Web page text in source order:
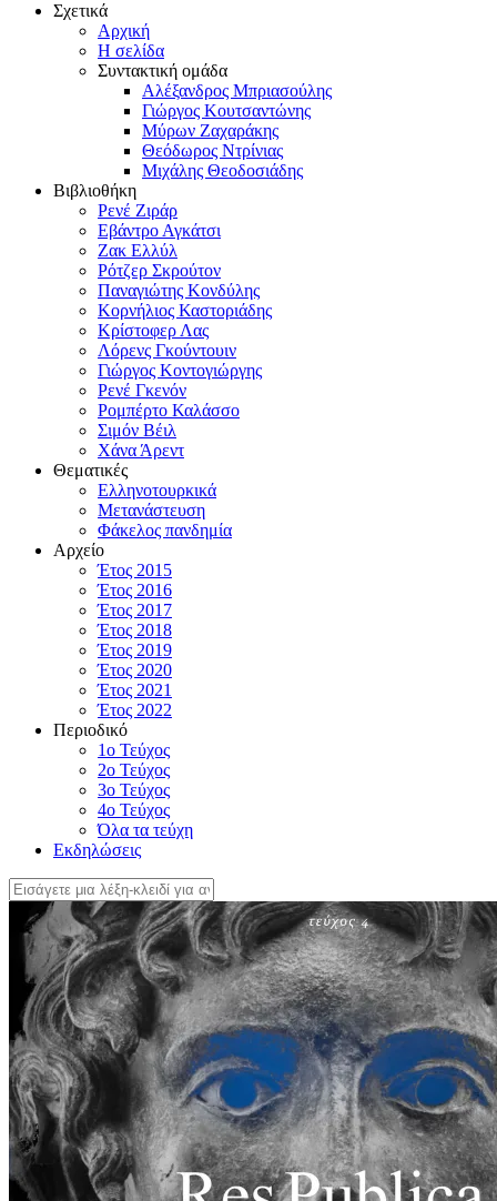
Σχετικά
Αρχική
Η σελίδα
Συντακτική ομάδα
Αλέξανδρος Μπριασούλης
Γιώργος Κουτσαντώνης
Μύρων Ζαχαράκης
Θεόδωρος Ντρίνιας
Μιχάλης Θεοδοσιάδης
Βιβλιοθήκη
Ρενέ Ζιράρ
Εβάντρο Αγκάτσι
Ζακ Ελλύλ
Ρότζερ Σκρούτον
Παναγιώτης Κονδύλης
Κορνήλιος Καστοριάδης
Κρίστοφερ Λας
Λόρενς Γκούντουιν
Γιώργος Κοντογιώργης
Ρενέ Γκενόν
Ρομπέρτο Καλάσσο
Σιμόν Βέιλ
Χάνα Άρεντ
Θεματικές
Ελληνοτουρκικά
Μετανάστευση
Φάκελος πανδημία
Αρχείο
Έτος 2015
Έτος 2016
Έτος 2017
Έτος 2018
Έτος 2019
Έτος 2020
Έτος 2021
Έτος 2022
Περιοδικό
1ο Τεύχος
2ο Τεύχος
3ο Τεύχος
4o Τεύχος
Όλα τα τεύχη
Εκδηλώσεις